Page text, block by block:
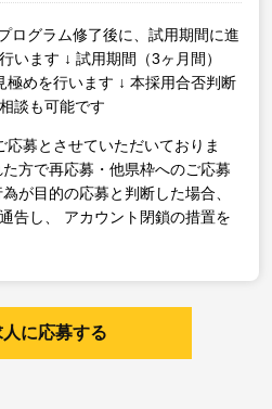
ログラム修了後に、試用期間に進
います ↓ 試用期間（3ヶ月間）
極めを行います ↓ 本採用合否判断
談も可能です
募とさせていただいておりま
方で再応募・他県枠へのご応募
が目的の応募と判断した場合、
告し、
アカウント閉鎖の措置を
人に応募する